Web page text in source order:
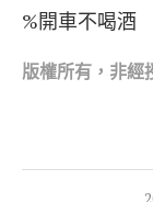
%開車不喝酒
版權所有，非經